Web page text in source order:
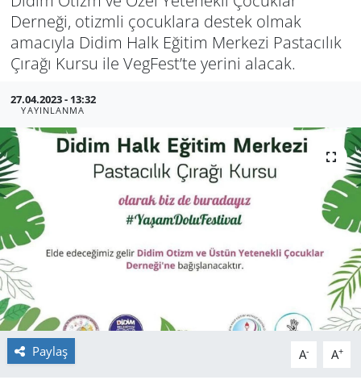
Derneği, otizmli çocuklara destek olmak
amacıyla Didim Halk Eğitim Merkezi Pastacılık
Çırağı Kursu ile VegFest’te yerini alacak.
27.04.2023 - 13:32
YAYINLANMA
Paylaş A- A+
EĞİTİM
GENEL
GÜNDEM
HABERDE İNSAN
KÜLTÜR SANAT
POLİTİKA
RESMİ İLANLAR
Tüm Manşetler
Haber Arşivi